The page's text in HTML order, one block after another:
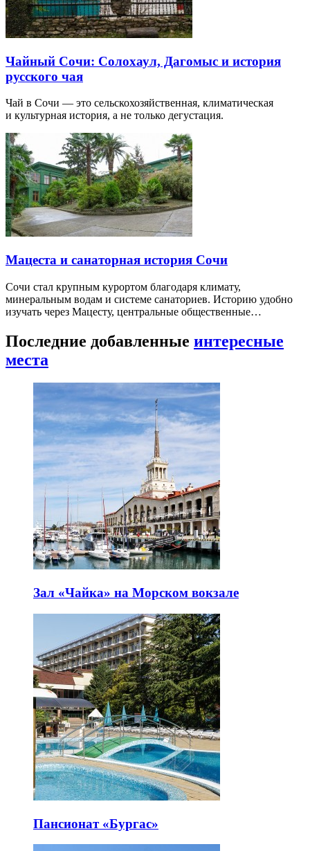
Чайный Сочи: Солохаул, Дагомыс и история
русского чая
Чай в Сочи — это сельскохозяйственная, климатическая
и культурная история, а не только дегустация.
Мацеста и санаторная история Сочи
Сочи стал крупным курортом благодаря климату,
минеральным водам и системе санаториев. Историю удобно
изучать через Мацесту, центральные общественные…
Последние добавленные интересные
места
Зал «Чайка» на Морском вокзале
Пансионат «Бургас»